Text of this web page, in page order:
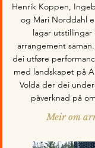
Henrik Koppen,
og Mari Norddahl
lagar
arrangement
dei utføre
med landskapet på
Volda der dei
påverknad på
Meir om